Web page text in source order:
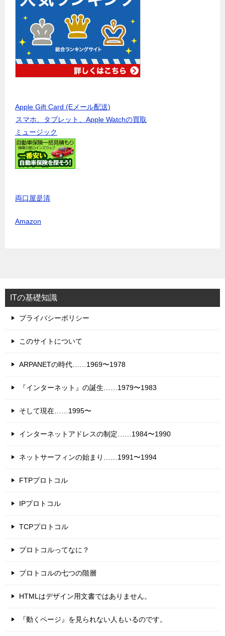
Apple Gift Card (Eメール配送)
スマホ、タブレット、Apple Watchの買取
ミュージック
両口屋是清
Amazon
ITの基礎知識
プライバシーポリシー
このサイトについて
ARPANETの時代……1969〜1978
『インターネット』の誕生……1979〜1983
そして現在……1995〜
インターネットアドレスの制定……1984〜1990
ネットサーフィンの始まり……1991〜1994
FTPプロトコル
IPプロトコル
TCPプロトコル
プロトコルってなに？
プロトコルの七つの階層
HTMLはデザイン用文書ではありません。
『動くページ』を見られない人もいるのです。